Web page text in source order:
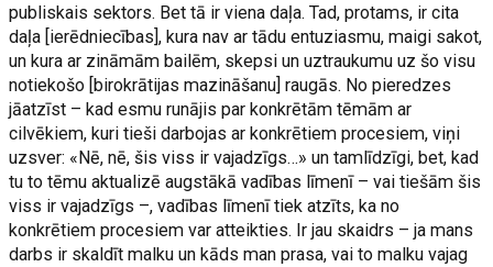
publiskais sektors. Bet tā ir viena daļa. Tad, protams, ir cita
daļa [ierēdniecības], kura nav ar tādu entuziasmu, maigi sakot,
un kura ar zināmām bailēm, skepsi un uztraukumu uz šo visu
notiekošo [birokrātijas mazināšanu] raugās. No pieredzes
jāatzīst – kad esmu runājis par konkrētām tēmām ar
cilvēkiem, kuri tieši darbojas ar konkrētiem procesiem, viņi
uzsver: «Nē, nē, šis viss ir vajadzīgs…» un tamlīdzīgi, bet, kad
tu to tēmu aktualizē augstākā vadības līmenī – vai tiešām šis
viss ir vajadzīgs –, vadības līmenī tiek atzīts, ka no
konkrētiem procesiem var atteikties. Ir jau skaidrs – ja mans
darbs ir skaldīt malku un kāds man prasa, vai to malku vajag